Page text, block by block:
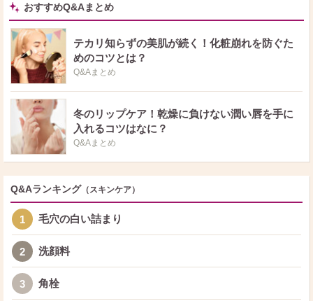
おすすめQ&Aまとめ
テカリ知らずの美肌が続く！化粧崩れを防ぐた
めのコツとは？
Q&Aまとめ
冬のリップケア！乾燥に負けない潤い唇を手に
入れるコツはなに？
Q&Aまとめ
Q&Aランキング （スキンケア）
1 毛穴の白い詰まり
2 洗顔料
3 角栓